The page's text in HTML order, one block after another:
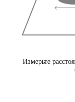
Измерьте